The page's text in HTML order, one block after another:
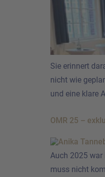
Sie erinnert
nicht wie
und eine klare
OMR 25 –
Auch 2025 war
muss nicht